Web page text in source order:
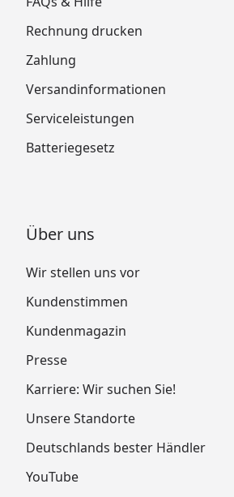
Rechnung drucken
Zahlung
Versandinformationen
Serviceleistungen
Batteriegesetz
Über uns
Wir stellen uns vor
Kundenstimmen
Kundenmagazin
Presse
Karriere: Wir suchen Sie!
Unsere Standorte
Deutschlands bester Händler
YouTube